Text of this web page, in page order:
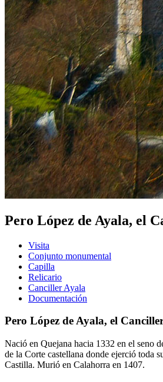
Pero López de Ayala, el
Visita
Conjunto monumental
Capilla
Relicario
Canciller Ayala
Documentación
Pero López de Ayala, el
Nació en Quejana hacia 1332 en el seno
de la Corte castellana donde ejerció
Castilla. Murió en Calahorra en 1407.